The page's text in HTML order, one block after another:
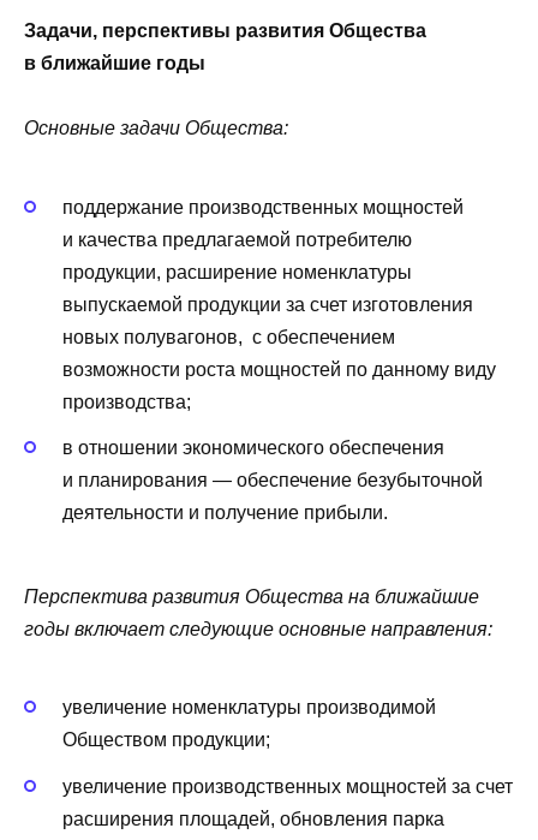
Задачи, перспективы развития Общества
в ближайшие годы
Основные задачи Общества:
поддержание производственных мощностей
и качества предлагаемой потребителю
продукции, расширение номенклатуры
выпускаемой продукции за счет изготовления
новых полувагонов, с обеспечением
возможности роста мощностей по данному виду
производства;
в отношении экономического обеспечения
и планирования — обеспечение безубыточной
деятельности и получение прибыли.
Перспектива развития Общества на ближайшие
годы включает следующие основные направления:
увеличение номенклатуры производимой
Обществом продукции;
увеличение производственных мощностей за счет
расширения площадей, обновления парка